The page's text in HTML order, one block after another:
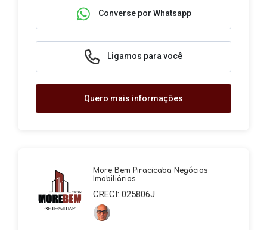
Converse por Whatsapp
Ligamos para você
Quero mais informações
More Bem Piracicaba Negócios
Imobiliários
CRECI: 025806J